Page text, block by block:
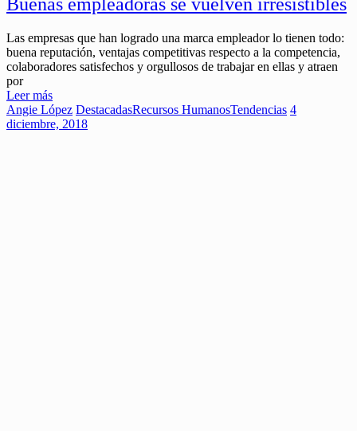
Las empresas que han logrado una marca empleador lo tienen todo:
buena reputación, ventajas competitivas respecto a la competencia,
colaboradores satisfechos y orgullosos de trabajar en ellas y atraen
por
Leer más
Angie López DestacadasRecursos HumanosTendencias 4
diciembre, 2018